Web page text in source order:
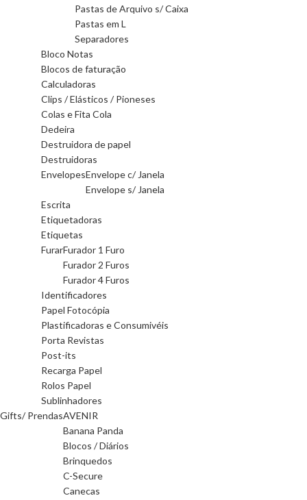
Pastas de Arquivo s/ Caixa
Pastas em L
Separadores
Bloco Notas
Blocos de faturação
Calculadoras
Clips / Elásticos / Pioneses
Colas e Fita Cola
Dedeira
Destruidora de papel
Destruidoras
EnvelopesEnvelope c/ Janela
Envelope s/ Janela
Escrita
Etiquetadoras
Etiquetas
FurarFurador 1 Furo
Furador 2 Furos
Furador 4 Furos
Identificadores
Papel Fotocópia
Plastificadoras e Consumivéis
Porta Revistas
Post-its
Recarga Papel
Rolos Papel
Sublinhadores
Gifts/ PrendasAVENIR
Banana Panda
Blocos / Diários
Brinquedos
C-Secure
Canecas